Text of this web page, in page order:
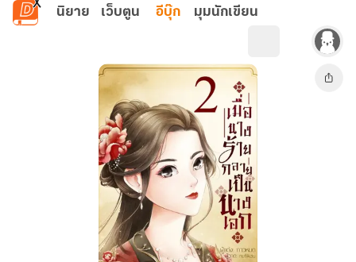
ข้ามไปยังเนื้อหาหลัก
นิยาย เว็บตูน อีบุ๊ก มุมนักเขียน